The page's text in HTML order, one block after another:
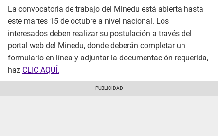
La convocatoria de trabajo del Minedu está abierta hasta
este martes 15 de octubre a nivel nacional. Los
interesados deben realizar su postulación a través del
portal web del Minedu, donde deberán completar un
formulario en línea y adjuntar la documentación requerida,
haz CLIC AQUÍ.